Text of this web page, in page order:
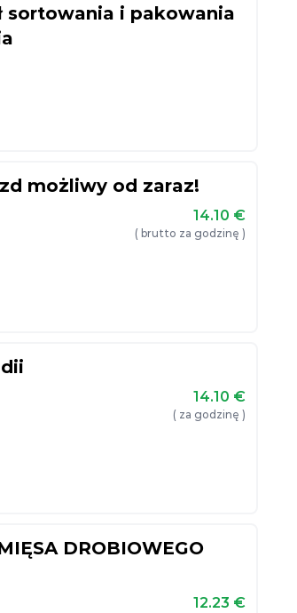
sortowania i pakowania
możliwy od zaraz!
14.10 €
( brutto za godzinę )
14.10 €
( za godzinę )
DROBIOWEGO
12.23 €